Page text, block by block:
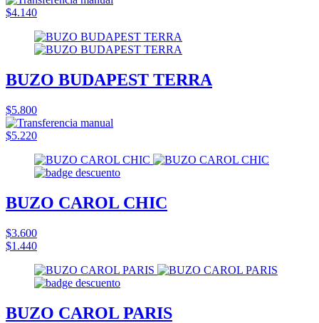
$4.140
BUZO BUDAPEST TERRA
$5.800
$5.220
BUZO CAROL CHIC
$3.600
$1.440
BUZO CAROL PARIS